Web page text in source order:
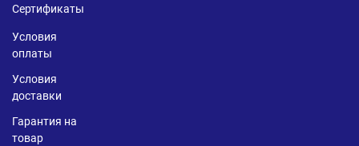
Сертификаты
Условия
оплаты
Условия
доставки
Гарантия на
товар